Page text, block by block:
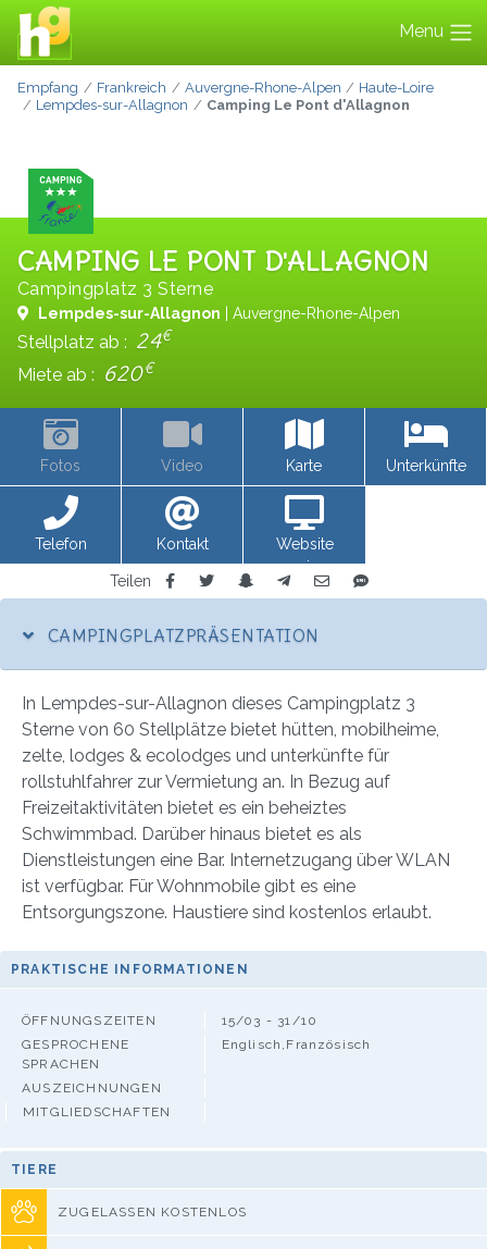
Menu
Empfang Frankreich Auvergne-Rhone-Alpen
Haute-Loire
Lempdes-sur-Allagnon
Camping Le Pont d'Allagnon
CAMPING LE PONT D'ALLAGNON
Campingplatz 3 Sterne
Lempdes-sur-Allagnon | Auvergne-Rhone-Alpen
Stellplatz ab : 24€
Miete ab : 620€
Fotos Video Karte Unterkünfte
Telefon Kontakt
Website
anzeigen
Teilen
CAMPINGPLATZPRÄSENTATION
In Lempdes-sur-Allagnon dieses Campingplatz 3
Sterne von 60 Stellplätze bietet hütten, mobilheime,
zelte, lodges & ecolodges und unterkünfte für
rollstuhlfahrer zur Vermietung an. In Bezug auf
Freizeitaktivitäten bietet es ein beheiztes
Schwimmbad. Darüber hinaus bietet es als
Dienstleistungen eine Bar. Internetzugang über WLAN
ist verfügbar. Für Wohnmobile gibt es eine
Entsorgungszone. Haustiere sind kostenlos erlaubt.
PRAKTISCHE INFORMATIONEN
ÖFFNUNGSZEITEN
15/03 - 31/10
GESPROCHENE
SPRACHEN
Englisch,Französisch
AUSZEICHNUNGEN
MITGLIEDSCHAFTEN
TIERE
ZUGELASSEN KOSTENLOS